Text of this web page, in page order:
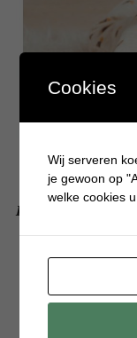
Dit zijn de
Cookies
Wij serveren
je gewoon op
welke cookies